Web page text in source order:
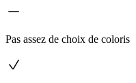
Pas assez de choix de coloris